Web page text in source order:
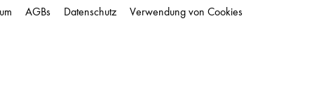
AGBs Datenschutz Verwendung von Cookies